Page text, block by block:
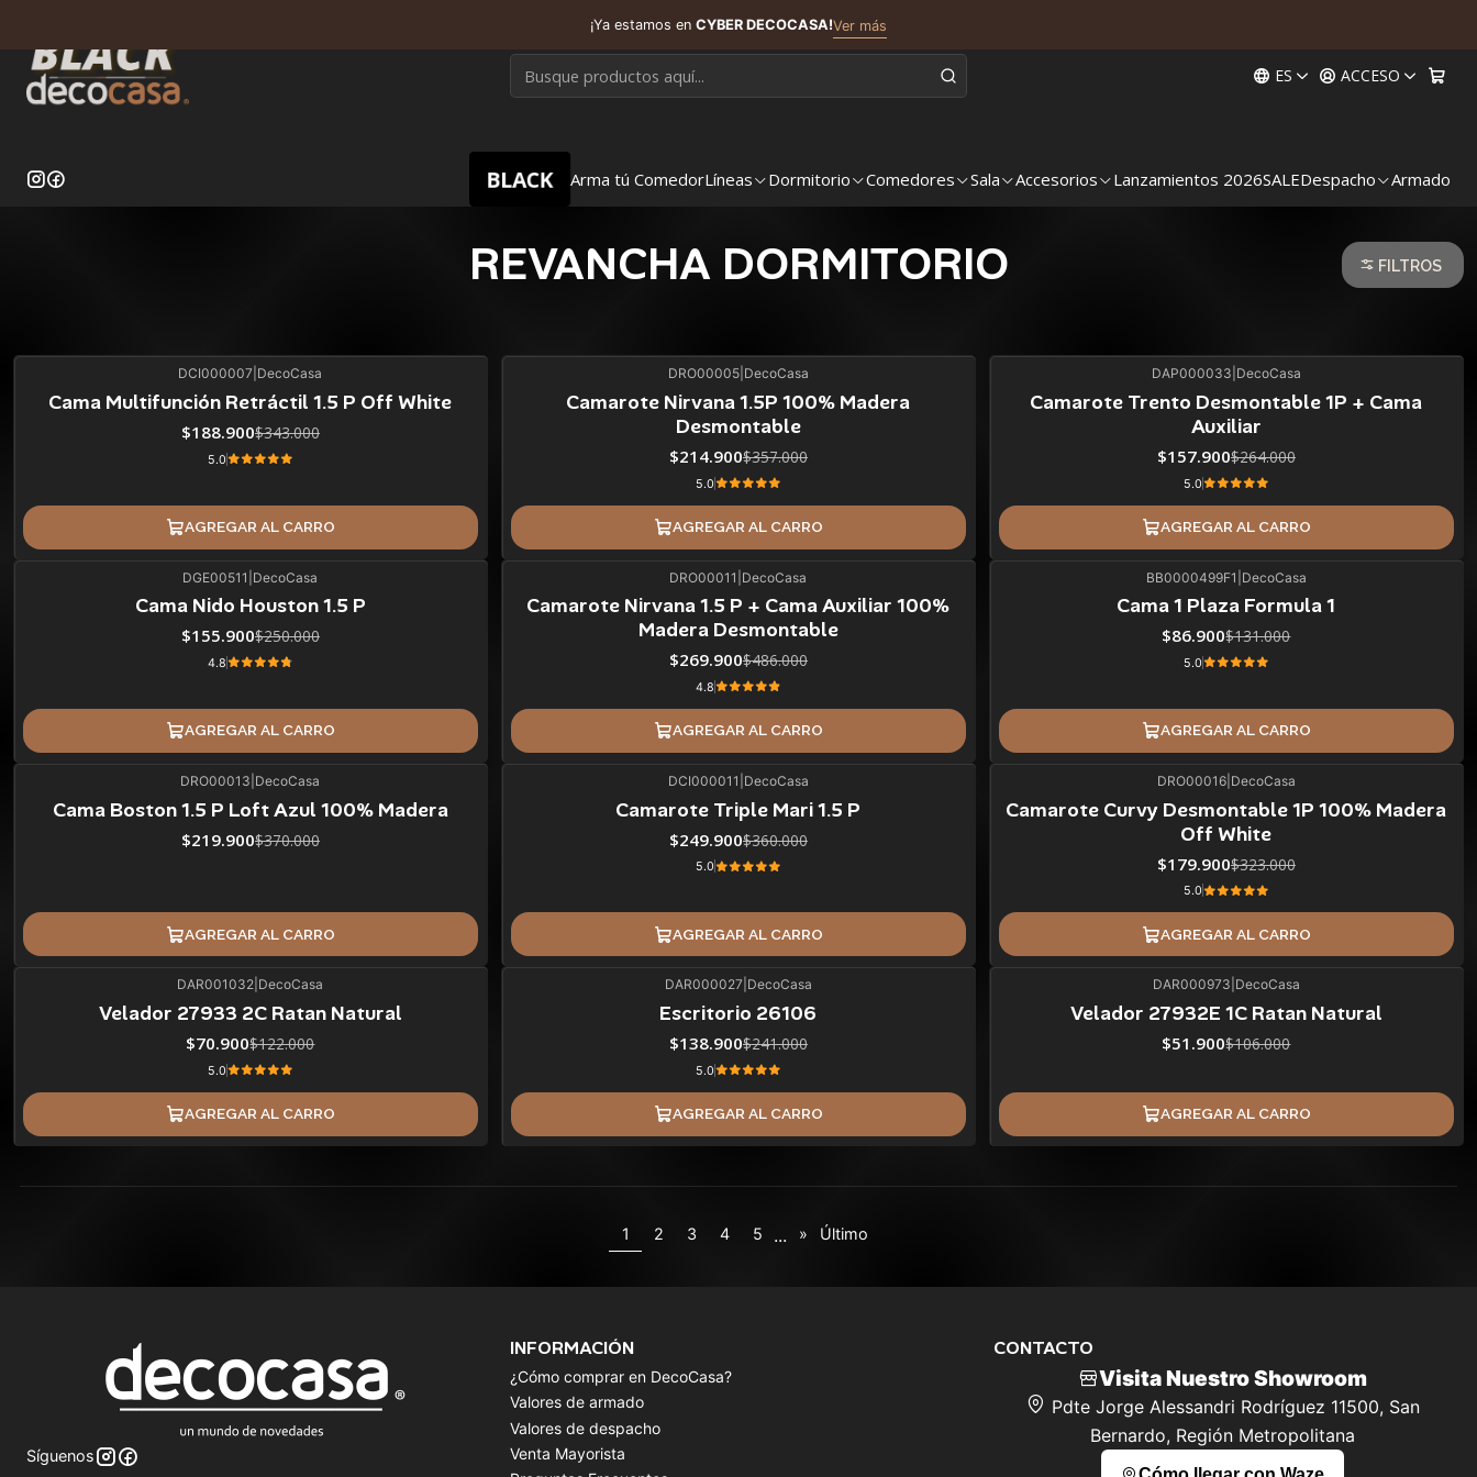
ES ACCESO
BLACK Arma tú ComedorLíneas Dormitorio Comedores Sala Accesorios Lanzamientos 2026SALEDespacho Armado
¡Ya estamos en CYBER DECOCASA!Ver más
REVANCHA DORMITORIO FILTROS
DCI000007 DecoCasa
Cama Multifunción Retráctil 1.5 P Off White
$188.900$343.000
5.0
AGREGAR AL CARRO
DRO00005| DecoCasa
Camarote Nirvana 1.5P 100% Madera
Desmontable
$214.900$357.000
5.0
AGREGAR AL CARRO
DAP000033 DecoCasa
Camarote Trento Desmontable 1P + Cama
Auxiliar
$157.900$264.000
5.0
AGREGAR AL CARRO
DGE00511 DecoCasa
Cama Nido Houston 1.5 P
$155.900$250.000
4.8
AGREGAR AL CARRO
DRO00011 DecoCasa
Camarote Nirvana 1.5 P + Cama Auxiliar 100%
Madera Desmontable
$269.900$486.000
4.8
AGREGAR AL CARRO
BB0000499F1 DecoCasa
Cama 1 Plaza Formula 1
$86.900$131.000
5.0
AGREGAR AL CARRO
DRO00013 DecoCasa
Cama Boston 1.5 P Loft Azul 100% Madera
$219.900$370.000
AGREGAR AL CARRO
DCI000011 DecoCasa
Camarote Triple Mari 1.5 P
$249.900$360.000
5.0
AGREGAR AL CARRO
DRO00016| DecoCasa
Camarote Curvy Desmontable 1P 100% Madera
Off White
$179.900$323.000
5.0
AGREGAR AL CARRO
DAR001032 DecoCasa
Velador 27933 2C Ratan Natural
$70.900$122.000
5.0
AGREGAR AL CARRO
DAR000027 DecoCasa
Escritorio 26106
$138.900$241.000
5.0
AGREGAR AL CARRO
DAR000973 DecoCasa
Velador 27932E 1C Ratan Natural
$51.900$106.000
AGREGAR AL CARRO
1 2 3 4 5 ... » Último
Síguenos
INFORMACIÓN
¿Cómo comprar en DecoCasa?
Valores de armado
Valores de despacho
Venta Mayorista
CONTACTO
Visita Nuestro Showroom
Pdte Jorge Alessandri Rodríguez 11500, San
Bernardo, Región Metropolitana